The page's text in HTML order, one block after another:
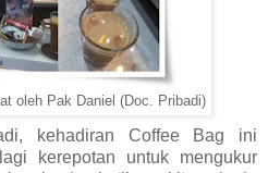
oleh Pak Daniel (Doc. Pribadi)
kehadiran Coffee Bag ini
kerepotan untuk mengukur